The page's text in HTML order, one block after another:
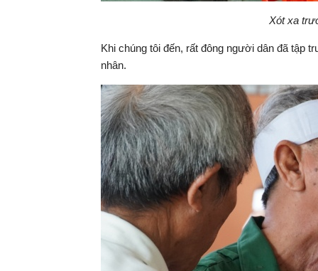
Xót xa
Khi chúng tôi đến, rất đông người dân đã tập
nhân.